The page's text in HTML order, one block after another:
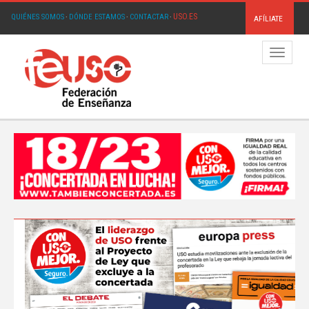
QUIÉNES SOMOS· DÓNDE ESTAMOS· CONTACTAR· USO.ES AFÍLIATE
Menú